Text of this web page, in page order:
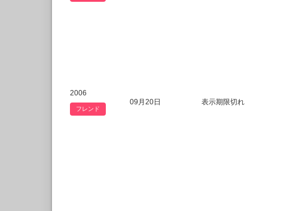
2006
フレンド
09月20日 表示期限切れ